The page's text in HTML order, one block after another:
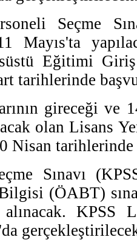
Seçme
Mayıs'ta
Eğitimi Giriş
tarihlerinde
gireceği ve
olan Lisans
Nisan tarihlerinde
Sınavı
(ÖABT)
KPSS